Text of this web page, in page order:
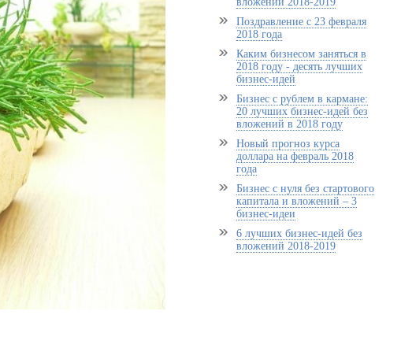
Поздравление с 23 февраля
2018 года
Каким бизнесом заняться в
2018 году - десять лучших
бизнес-идей
Бизнес с рублем в кармане:
20 лучших бизнес-идей без
вложений в 2018 году
Новый прогноз курса
доллара на февраль 2018
года
Бизнес с нуля без стартового
капитала и вложений – 3
бизнес-идеи
6 лучших бизнес-идей без
вложений 2018-2019